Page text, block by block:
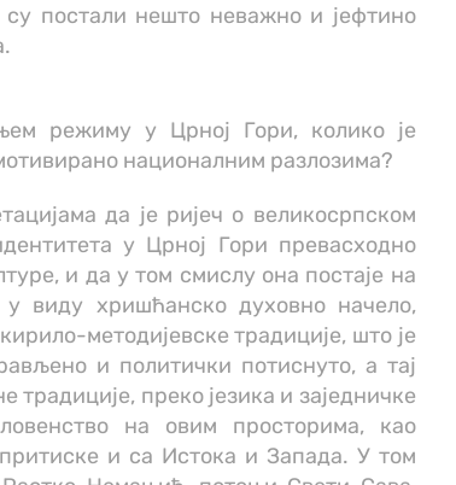
постали нешто неважно и јефтино
режиму у Црној Гори, колико је
националним разлозима?
да је ријеч о великосрпском
у Црној Гори превасходно
и да у том смислу она постаје на
виду хришћанско духовно начело,
методијевске традиције, што је
и политички потиснуто, а тај
традиције, преко језика и заједничке
на овим просторима, као
и са Истока и Запада. У том